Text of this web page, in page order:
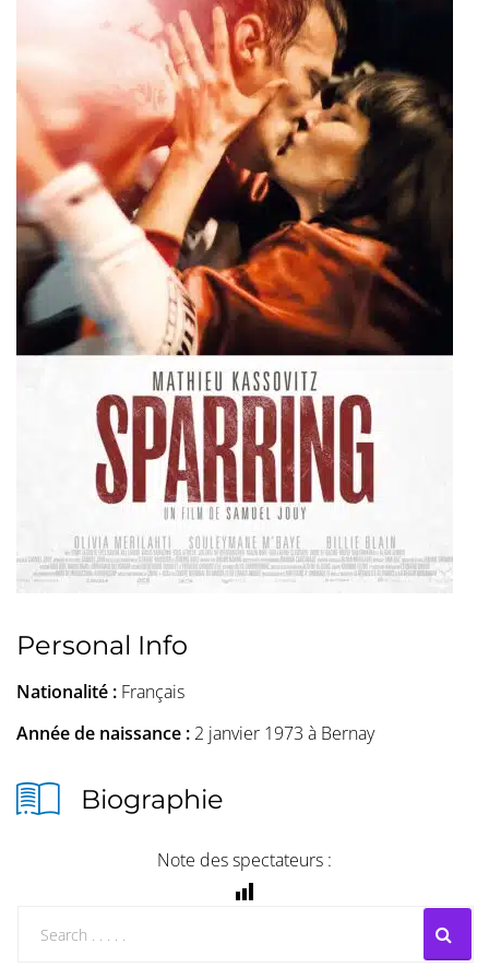
Personal Info
Nationalité : Français
Année de naissance : 2 janvier 1973 à Bernay
Biographie
Note des spectateurs :